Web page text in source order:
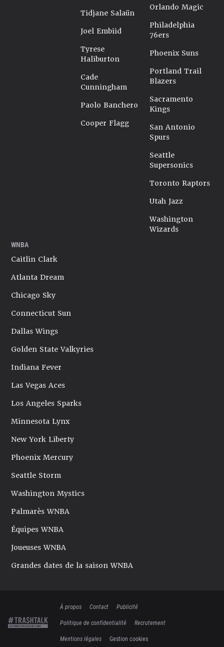
Tidjane Salaün
Joel Embiid
Tyrese
Haliburton
Cade
Cunningham
Paolo Banchero
Cooper Flagg
Orlando Magic
Philadelphia
76ers
Phoenix Suns
Portland Trail
Blazers
Sacramento
Kings
San Antonio
Spurs
Seattle
Supersonics
Toronto Raptors
Utah Jazz
Washington
Wizards
WNBA
Caitlin Clark
Atlanta Dream
Chicago Sky
Connecticut Sun
Dallas Wings
Golden State Valkyries
Indiana Fever
Las Vegas Aces
Los Angeles Sparks
Minnesota Lynx
New York Liberty
Phoenix Mercury
Seattle Storm
Washington Mystics
Palmarès WNBA
Équipes WNBA
Joueuses WNBA
Grandes dates de la saison WNBA
À propos Contact
Publicité
Politique de confidentialité
Recrutement
Mentions légales
Gestion cookies